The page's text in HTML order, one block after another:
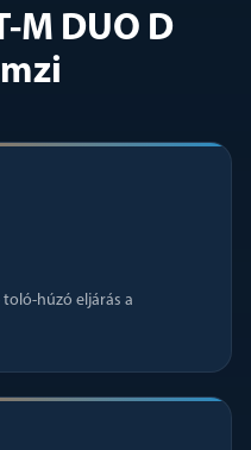
M DUO D
húzó eljárás a